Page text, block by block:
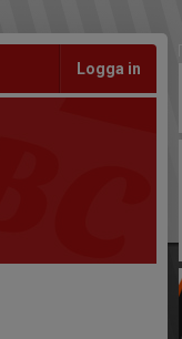
Logga in